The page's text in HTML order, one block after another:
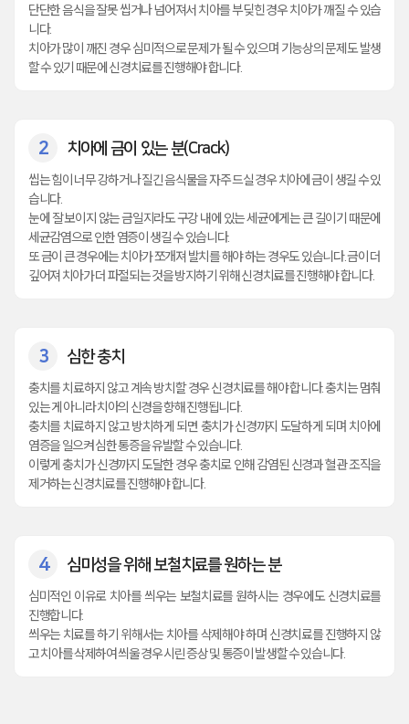
단단한 음식을 잘못 씹거나 넘어져서 치아를 부딪힌 경우 치아가 깨질 수 있습
니다.
치아가 많이 깨진 경우 심미적으로 문제가 될 수 있으며 기능상의 문제도 발생
할 수 있기 때문에 신경치료를 진행해야 합니다.
2 치아에 금이 있는 분(Crack)
씹는 힘이 너무 강하거나 질긴 음식물을 자주 드실 경우 치아에 금이 생길 수 있
습니다.
눈에 잘 보이지 않는 금일지라도 구강 내에 있는 세균에게는 큰 길이기 때문에
세균감염으로 인한 염증이 생길 수 있습니다.
또 금이 큰 경우에는 치아가 쪼개져 발치를 해야 하는 경우도 있습니다. 금이 더
깊어져 치아가 더 파절되는 것을 방지하기 위해 신경치료를 진행해야 합니다.
3 심한 충치
충치를 치료하지 않고 계속 방치할 경우 신경치료를 해야 합니다. 충치는 멈춰
있는 게 아니라 치아의 신경을 향해 진행됩니다.
충치를 치료하지 않고 방치하게 되면 충치가 신경까지 도달하게 되며 치아에
염증을 일으켜 심한 통증을 유발할 수 있습니다.
이렇게 충치가 신경까지 도달한 경우 충치로 인해 감염된 신경과 혈관 조직을
제거하는 신경치료를 진행해야 합니다.
4 심미성을 위해 보철치료를 원하는 분
심미적인 이유로 치아를 씌우는 보철치료를 원하시는 경우에도 신경치료를
진행합니다.
씌우는 치료를 하기 위해서는 치아를 삭제해야 하며 신경치료를 진행하지 않
고 치아를 삭제하여 씌울 경우 시린 증상 및 통증이 발생할 수 있습니다.